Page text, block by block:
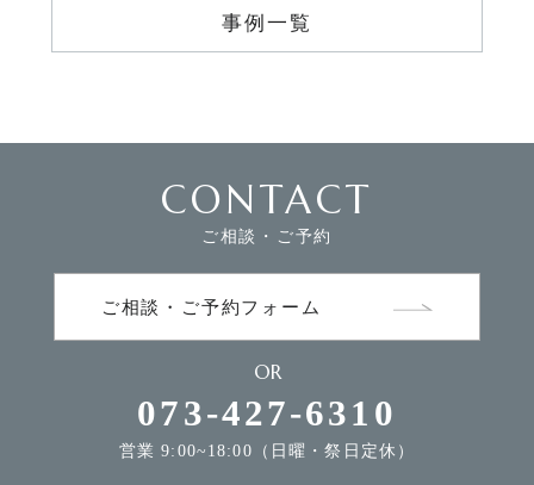
事例一覧
CONTACT
ご相談・ご予約
ご相談・ご予約フォーム
OR
073-427-6310
営業 9:00~18:00（日曜・祭日定休）